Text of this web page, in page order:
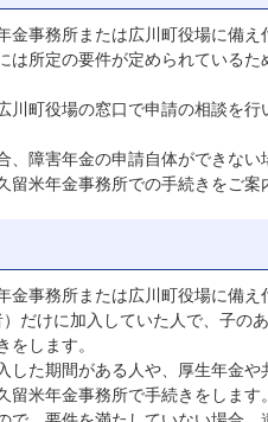
金事務所または広川町役場に備え
は所定の要件が定められている
川町役場の窓口で申請の相談を
、障害年金の申請自体ができない
留米年金事務所での手続きをご案
金事務所または広川町役場に備え
だけに加入していた人で、子の
をします。
した期間がある人や、厚生年金
米年金事務所で手続きをします。